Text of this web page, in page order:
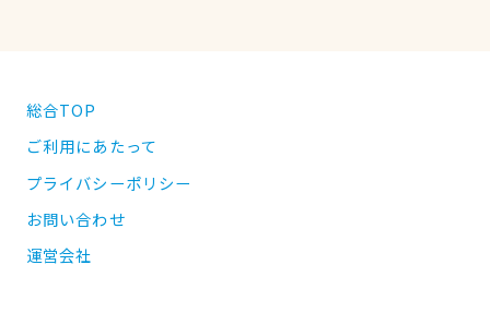
総合TOP
ご利用にあたって
プライバシーポリシー
お問い合わせ
運営会社